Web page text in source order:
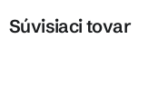
Súvisiaci tovar